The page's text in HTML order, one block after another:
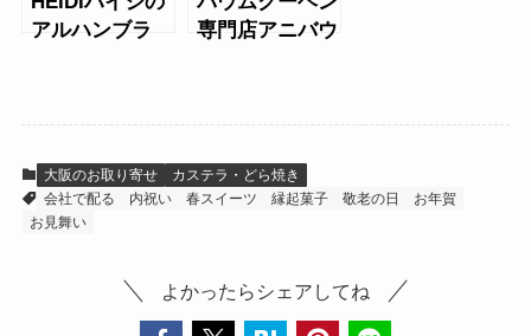
アルハンブラ
専門店アニバウ
大阪のお取り寄せ
カステラ・どら焼き
会社で配る
内祝い 春スイーツ 縁起菓子 敬老の日
お年賀
お見舞い
よかったらシェアしてね